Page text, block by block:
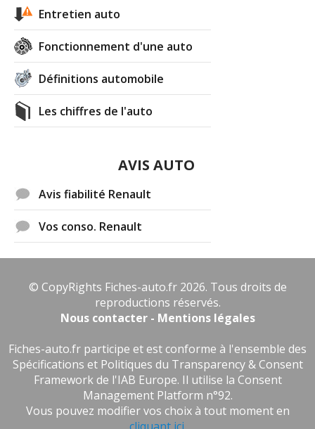
Entretien auto
Fonctionnement d'une auto
Définitions automobile
Les chiffres de l'auto
AVIS AUTO
Avis fiabilité Renault
Vos conso. Renault
© CopyRights Fiches-auto.fr 2026. Tous droits de
reproductions réservés.
Nous contacter - Mentions légales
Fiches-auto.fr participe et est conforme à l'ensemble des
Spécifications et Politiques du Transparency & Consent
Framework de l'IAB Europe. Il utilise la Consent
Management Platform n°92.
Vous pouvez modifier vos choix à tout moment en